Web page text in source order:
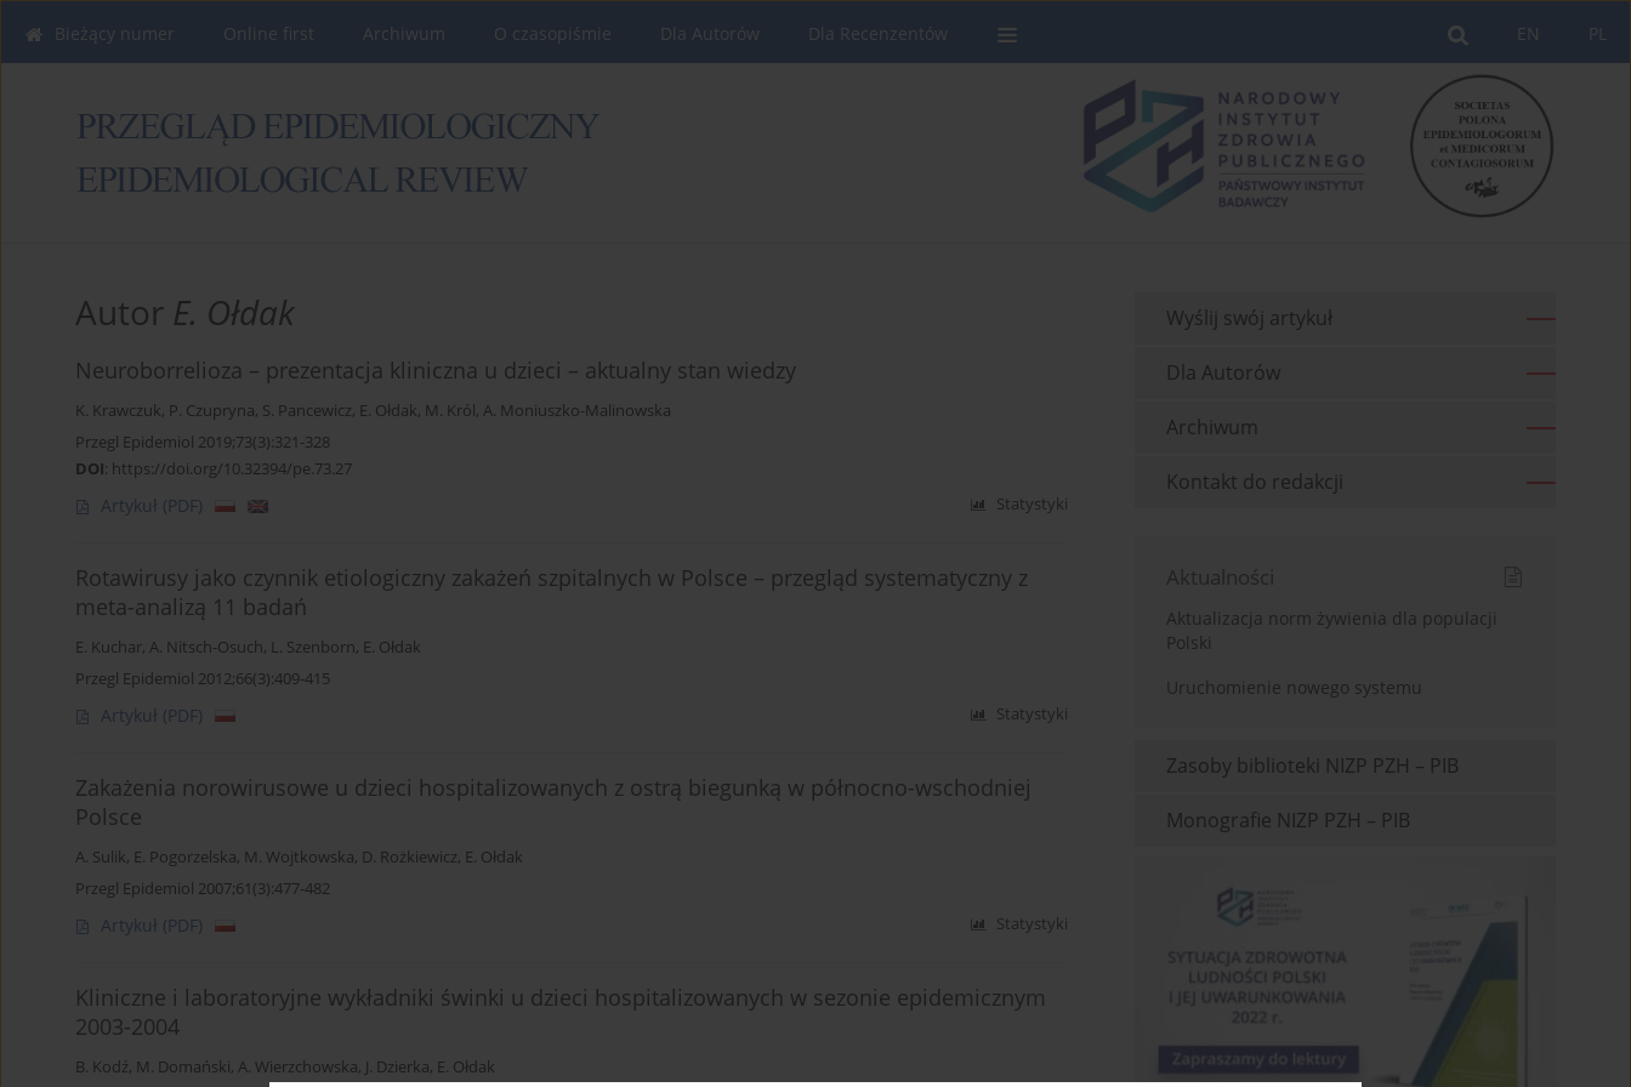
PL
EN
Bieżący numer Online first Archiwum O czasopiśmie Dla Autorów Dla Recenzentów
Autor E. Ołdak
Neuroborrelioza – prezentacja kliniczna u dzieci – aktualny stan wiedzy
K. Krawczuk, P. Czupryna, S. Pancewicz, E. Ołdak, M. Król, A. Moniuszko-Malinowska
Przegl Epidemiol 2019;73(3):321-328
DOI: https://doi.org/10.32394/pe.73.27
Artykuł (PDF) Statystyki
Rotawirusy jako czynnik etiologiczny zakażeń szpitalnych w Polsce – przegląd systematyczny z
meta-analizą 11 badań
E. Kuchar, A. Nitsch-Osuch, L. Szenborn, E. Ołdak
Przegl Epidemiol 2012;66(3):409-415
Artykuł (PDF) Statystyki
Zakażenia norowirusowe u dzieci hospitalizowanych z ostrą biegunką w północno-wschodniej
Polsce
A. Sulik, E. Pogorzelska, M. Wojtkowska, D. Rożkiewicz, E. Ołdak
Przegl Epidemiol 2007;61(3):477-482
Artykuł (PDF) Statystyki
Kliniczne i laboratoryjne wykładniki świnki u dzieci hospitalizowanych w sezonie epidemicznym
2003-2004
B. Kodź, M. Domański, A. Wierzchowska, J. Dzierka, E. Ołdak
Wyślij swój artykuł
Dla Autorów
Archiwum
Kontakt do redakcji
Aktualności
Aktualizacja norm żywienia dla populacji
Polski
Uruchomienie nowego systemu
Zasoby biblioteki NIZP PZH – PIB
Monografie NIZP PZH – PIB